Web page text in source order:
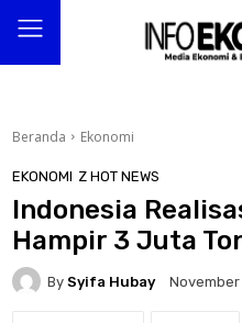
Beranda Ekonomi
EKONOMI Z HOT NEWS
Indonesia
Hampir 3 Juta
By Syifa Hubay